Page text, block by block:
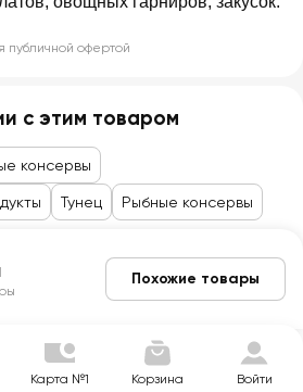
офертой
с этим товаром
консервы
Тунец Рыбные консервы
Похожие товары
Карта №1 Корзина Войти